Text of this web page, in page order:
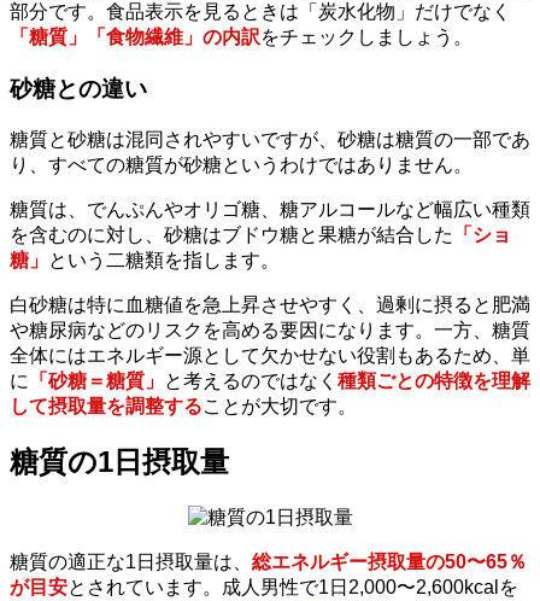
部分です。食品表示を見るときは「炭水化物」だけでなく
「糖質」「食物繊維」の内訳をチェックしましょう。
砂糖との違い
糖質と砂糖は混同されやすいですが、砂糖は糖質の一部であ
り、すべての糖質が砂糖というわけではありません。
糖質は、でんぷんやオリゴ糖、糖アルコールなど幅広い種類
を含むのに対し、砂糖はブドウ糖と果糖が結合した
「ショ
糖」 という二糖類を指します。
白砂糖は特に血糖値を急上昇させやすく、過剰に摂ると肥満
や糖尿病などのリスクを高める要因になります。一方、糖質
全体にはエネルギー源として欠かせない役割もあるため、単
に
「砂糖＝糖質」 と考えるのではなく 種類ごとの特徴を理解
して摂取量を調整することが大切です。
糖質の1日摂取量
糖質の適正な1日摂取量は、 総エネルギー摂取量の50〜65％
が目安とされています。成人男性で1日2,000〜2,600kcalを